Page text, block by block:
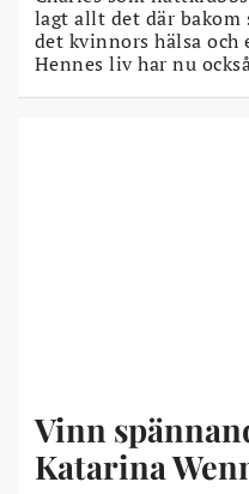
lagt allt det där bakom
det kvinnors hälsa och
Hennes liv har nu
Vinn
Katarina